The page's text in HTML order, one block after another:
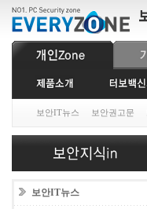
보안IT뉴스 보안권고문
보안IT뉴스